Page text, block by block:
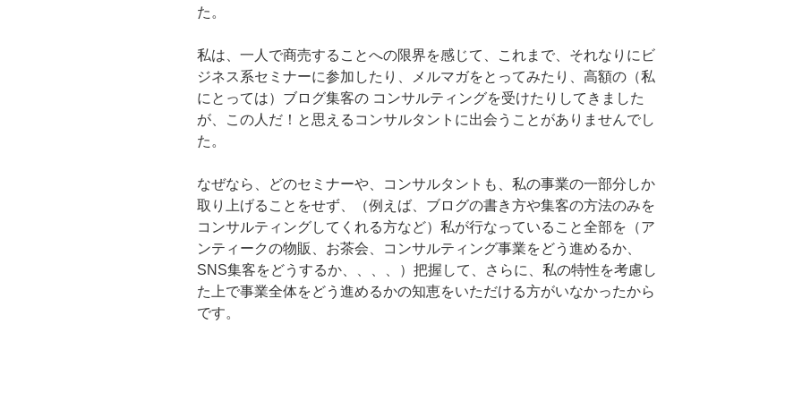
た。
私は、一人で商売することへの限界を感じて、これまで、それなりにビ
ジネス系セミナーに参加したり、メルマガをとってみたり、高額の（私
にとっては）ブログ集客の コンサルティングを受けたりしてきました
が、この人だ！と思えるコンサルタントに出会うことがありませんでし
た。
なぜなら、どのセミナーや、コンサルタントも、私の事業の一部分しか
取り上げることをせず、（例えば、ブログの書き方や集客の方法のみを
コンサルティングしてくれる方など）私が行なっていること全部を（ア
ンティークの物販、お茶会、コンサルティング事業をどう進めるか、
SNS集客をどうするか、、、、）把握して、さらに、私の特性を考慮し
た上で事業全体をどう進めるかの知恵をいただける方がいなかったから
です。